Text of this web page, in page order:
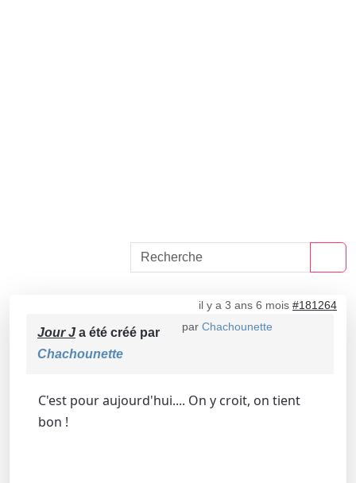
il y a 3 ans 6 mois #181264
par Chachounette
Jour J a été créé par
Chachounette
C'est pour aujourd'hui.... On y croit, on tient
bon !